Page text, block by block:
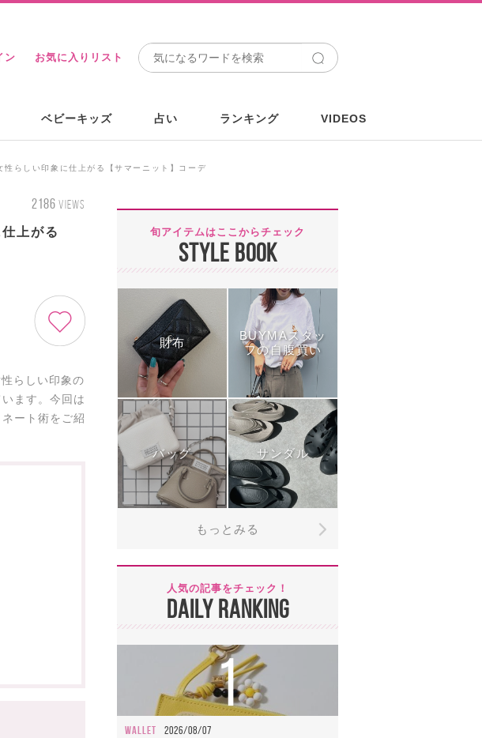
ン お気に入りリスト
ベビーキッズ 占い ランキング VIDEOS
らしい印象に仕上がる【サマーニット】コーデ
2186 VIEWS
上がる
らしい印象の
ます。今回は
ート術をご紹
旬アイテムはここからチェック
STYLE BOOK
財布
BUYMAスタッ
フの自腹買い
バッグ サンダル
もっとみる
人気の記事をチェック！
DAILY RANKING
1
WALLET 2026/08/07